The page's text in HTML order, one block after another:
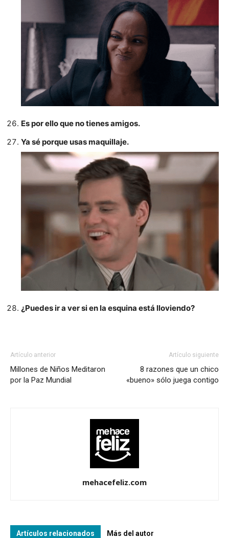
Es por ello que no tienes amigos.
Ya sé porque usas maquillaje.
¿Puedes ir a ver si en la esquina está lloviendo?
Artículo anterior
Millones de Niños Meditaron
por la Paz Mundial
Artículo siguiente
8 razones que un chico
«bueno» sólo juega contigo
mehacefeliz.com
Artículos relacionados Más del autor